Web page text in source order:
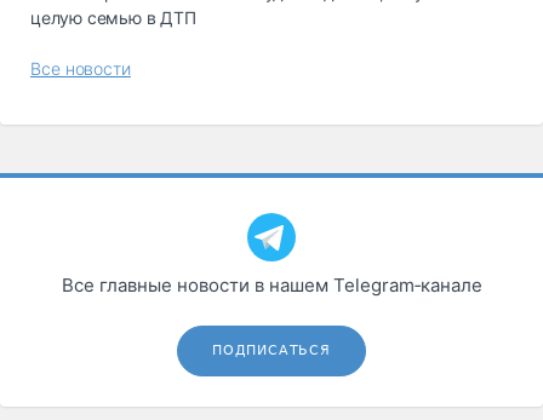
целую семью в ДТП
Все новости
Все главные новости в нашем Telegram‑канале
ПОДПИСАТЬСЯ